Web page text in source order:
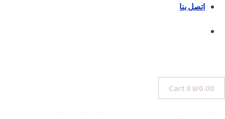
اتصل بنا
₪0.00
0
Cart